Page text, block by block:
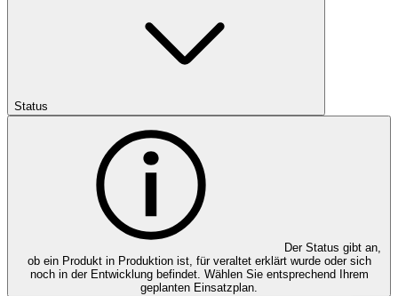
Status
Der Status gibt an,
ob ein Produkt in Produktion ist, für veraltet erklärt wurde oder sich
noch in der Entwicklung befindet. Wählen Sie entsprechend Ihrem
geplanten Einsatzplan.